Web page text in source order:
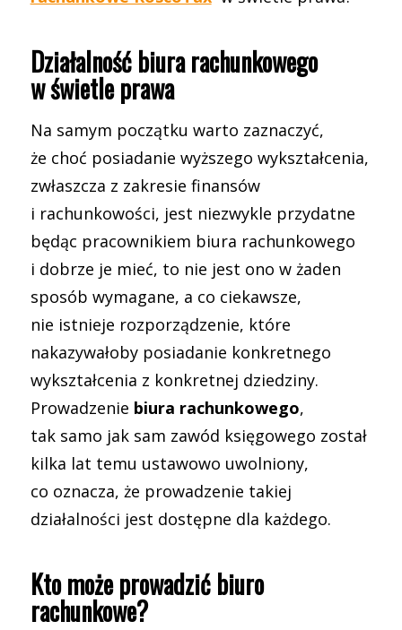
Działalność biura rachunkowego
w świetle prawa
Na samym początku warto zaznaczyć,
że choć posiadanie wyższego wykształcenia,
zwłaszcza z zakresie finansów
i rachunkowości, jest niezwykle przydatne
będąc pracownikiem biura rachunkowego
i dobrze je mieć, to nie jest ono w żaden
sposób wymagane, a co ciekawsze,
nie istnieje rozporządzenie, które
nakazywałoby posiadanie konkretnego
wykształcenia z konkretnej dziedziny.
Prowadzenie biura rachunkowego,
tak samo jak sam zawód księgowego został
kilka lat temu ustawowo uwolniony,
co oznacza, że prowadzenie takiej
działalności jest dostępne dla każdego.
Kto może prowadzić biuro
rachunkowe?